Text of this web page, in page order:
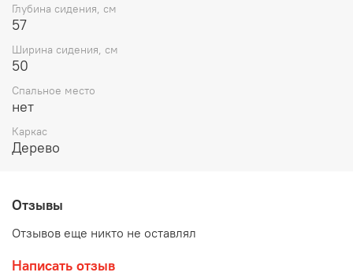
Глубина сидения, см
57
Ширина сидения, см
50
Спальное место
нет
Каркас
Дерево
Отзывы
Отзывов еще никто не оставлял
Написать отзыв